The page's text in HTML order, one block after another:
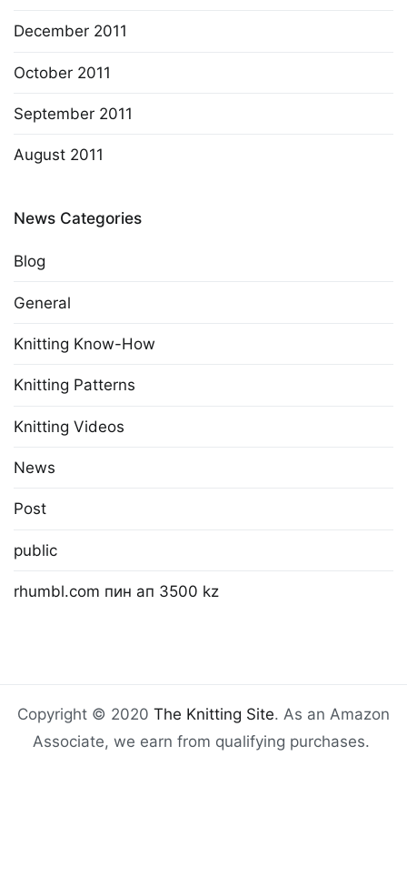
December 2011
October 2011
September 2011
August 2011
News Categories
Blog
General
Knitting Know-How
Knitting Patterns
Knitting Videos
News
Post
public
rhumbl.com пин ап 3500 kz
Copyright © 2020 The Knitting Site. As an Amazon
Associate, we earn from qualifying purchases.